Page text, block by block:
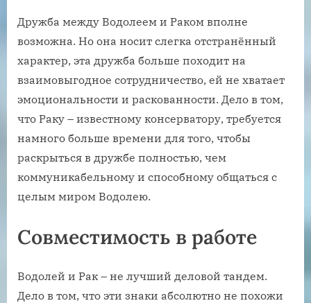
Дружба между Водолеем и Раком вполне
возможна. Но она носит слегка отстранённый
характер, эта дружба больше походит на
взаимовыгодное сотрудничество, ей не хватает
эмоциональности и раскованности. Дело в том,
что Раку – известному консерватору, требуется
намного больше времени для того, чтобы
раскрыться в дружбе полностью, чем
коммуникабельному и способному общаться с
целым миром Водолею.
Совместимость в работе
Водолей и Рак – не лучший деловой тандем.
Дело в том, что эти знаки абсолютно не похожи